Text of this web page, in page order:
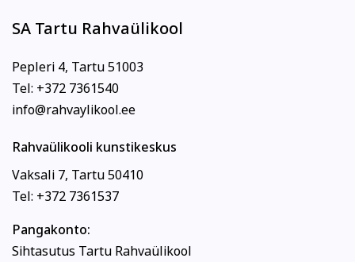
SA Tartu Rahvaülikool
Pepleri 4, Tartu 51003
Tel: +372 7361540
info@rahvaylikool.ee
Rahvaülikooli kunstikeskus
Vaksali 7, Tartu 50410
Tel: +372 7361537
Pangakonto:
Sihtasutus Tartu Rahvaülikool